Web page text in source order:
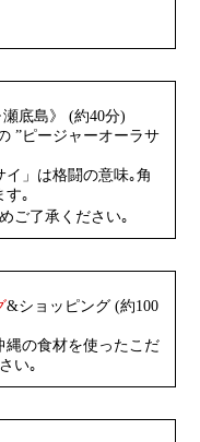
底島》 (約40分)
”ピージャーオーラサ
」は格闘の意味｡角
す｡
ご了承ください｡
&ショッピング (約100
の⾷材を使ったこだ
い｡